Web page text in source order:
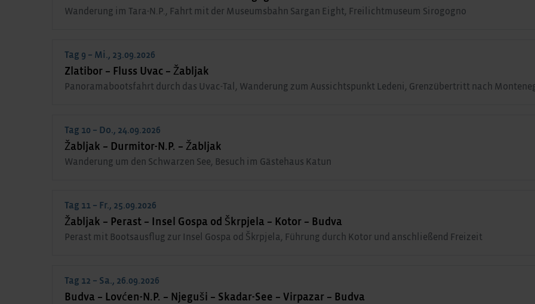
Wanderung im Tara-N.P., Fahrt mit der Museumsbahn Sargan Eight, Freilichtmuseum Sirogogno
Tag 9 – Mi., 23.09.2026
Zlatibor – Fluss Uvac – Žabljak
Panoramabootsfahrt durch das Uvac-Tal, Wanderung zum Aussichtspunkt Ledeni, Grenzübertritt nach
Tag 10 – Do., 24.09.2026
Žabljak – Durmitor-N.P. – Žabljak
Wanderung um den Schwarzen See, Besuch im Gästehaus Katun
Tag 11 – Fr., 25.09.2026
Žabljak – Perast – Insel Gospa od Škrpjela – Kotor – Budva
Perast mit Bootsausflug zur Insel Gospa od Škrpjela, Führung durch Kotor und anschließend Freizeit
Tag 12 – Sa., 26.09.2026
Budva – Lovćen-N.P. – Njeguši – Skadar-See – Virpazar – Budva